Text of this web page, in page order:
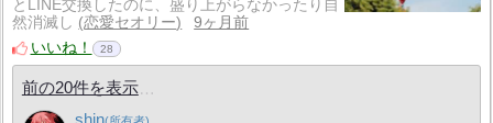
とLINE交換したのに、盛り上がらなかったり自
然消滅し
恋愛セオリー
9ヶ月前
いいね！
28
前の20件を表示
shin